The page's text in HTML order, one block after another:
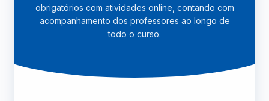
obrigatórios com atividades online, contando com
acompanhamento dos professores ao longo de
todo o curso.